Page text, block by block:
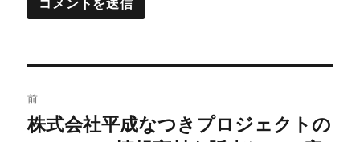
稿
前
過
株式会社平成なつきプロジェクトの